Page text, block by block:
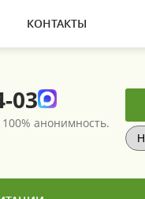
КОНТАКТЫ
03
100% анонимность.